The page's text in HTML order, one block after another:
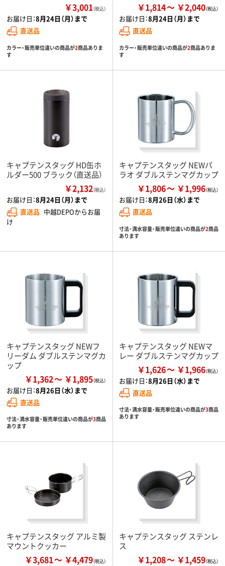
￥3,001（税込）
お届け日：8月24日（月）まで
直送品
カラー・販売単位違いの商品が2商品ありま
す
￥1,814 ￥2,040
お届け日：8月24日（月）まで
直送品
カラー・販売単位違いの商品が2商品ありま
す
キャプテンスタッグ HD缶ホ
ルダー500 ブラック（直送品）
￥2,132（税込）
お届け日：8月24日（月）まで
直送品 中越DEPOからお届
け
キャプテンスタッグ NEWパ
ラオ ダブルステンマグカップ
￥1,806 ￥1,996
お届け日：8月26日（水）まで
直送品
寸法・満水容量・販売単位違いの商品が2商品
あります
キャプテンスタッグ NEWフ
リーダム ダブルステンマグカ
ップ
￥1,362 ￥1,895
お届け日：8月26日（水）まで
直送品
寸法・満水容量・販売単位違いの商品が3商品
あります
キャプテンスタッグ NEWマ
レー ダブルステンマグカップ
￥1,626 ￥1,966
お届け日：8月26日（水）まで
直送品
寸法・満水容量・販売単位違いの商品が3商品
あります
キャプテンスタッグ アルミ製
マウントクッカー
￥3,681 ￥4,479
キャプテンスタッグ ステンレ
ス
￥1,208 ￥1,459